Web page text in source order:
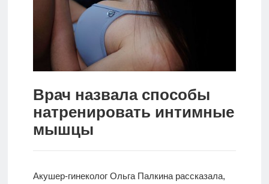
Родителям
Версия для
слабовидящих
Врач назвала способы
натренировать интимные
мышцы
Акушер-гинеколог Ольга Палкина рассказала,